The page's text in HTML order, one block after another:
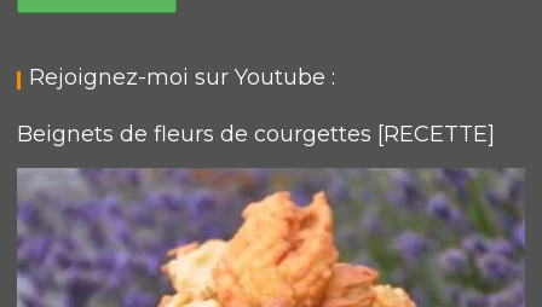
Rejoignez-moi sur Youtube :
Beignets de fleurs de courgettes [RECETTE]